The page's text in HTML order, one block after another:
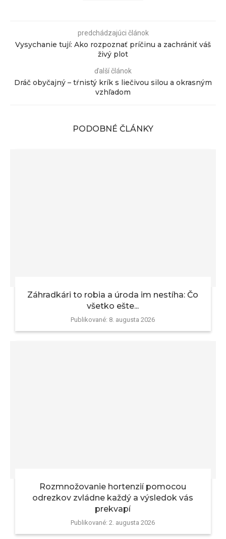
predchádzajúci článok
Vysychanie tují: Ako rozpoznať príčinu a zachrániť váš
živý plot
ďalší článok
Dráč obyčajný – tŕnistý krík s liečivou silou a okrasným
vzhľadom
PODOBNÉ ČLÁNKY
Záhradkári to robia a úroda im nestíha: Čo
všetko ešte...
Publikované: 8. augusta 2026
Rozmnožovanie hortenzií pomocou
odrezkov zvládne každý a výsledok vás
prekvapí
Publikované: 2. augusta 2026